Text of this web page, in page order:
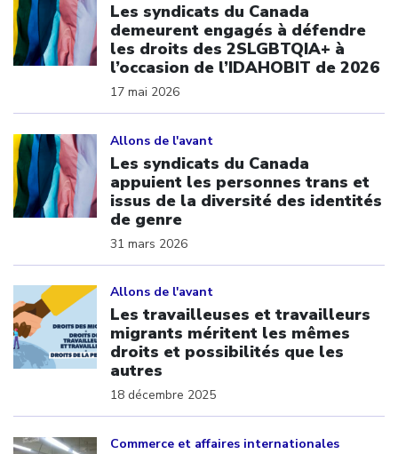
Les syndicats du Canada
demeurent engagés à défendre
les droits des 2SLGBTQIA+ à
l’occasion de l’IDAHOBIT de 2026
17 mai 2026
Allons de l'avant
Les syndicats du Canada
appuient les personnes trans et
issus de la diversité des identités
de genre
31 mars 2026
Allons de l'avant
Les travailleuses et travailleurs
migrants méritent les mêmes
droits et possibilités que les
autres
18 décembre 2025
Commerce et affaires internationales